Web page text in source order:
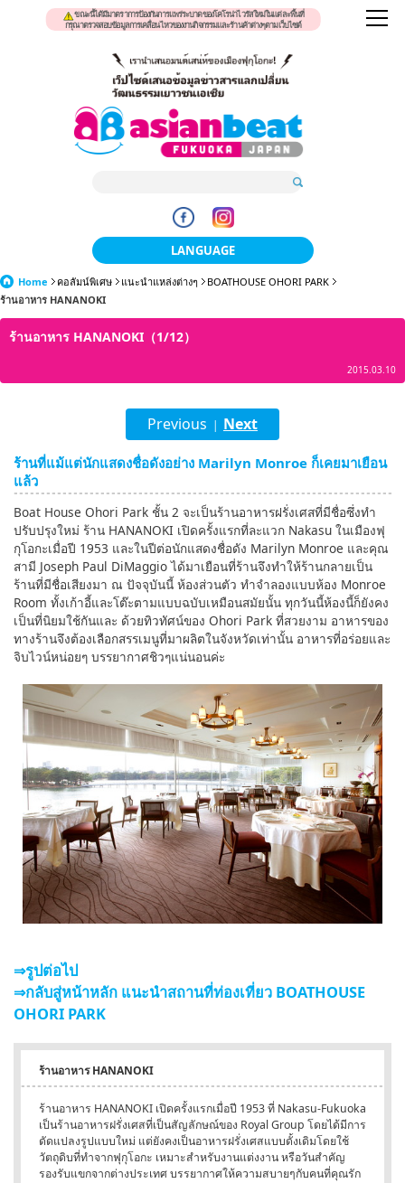
ขณะนี้ได้มีมาตราการป้องกันการแพร่ระบาดของโคโรน่าไวรัสใหม่ในแต่ละพื้นที่
กรุณาตรวจสอบข้อมูลการเคลื่อนไหวของงานกิจกรรมและร้านค้าต่างๆตามเว็บไซต์
LANGUAGE
日本語
한국어
English
ภาษาไทย
tiéng Viêt
Bahasa Indonesia
Home คอลัมน์พิเศษ แนะนำแหล่งต่างๆ
BOATHOUSE OHORI PARK
ร้านอาหาร HANANOKI
ร้านอาหาร HANANOKI（1/12）
2015.03.10
Previous | Next
ร้านที่แม้แต่นักแสดงชื่อดังอย่าง Marilyn Monroe ก็เคยมาเยือน
แล้ว
Boat House Ohori Park ชั้น 2 จะเป็นร้านอาหารฝรั่งเศสที่มีชื่อซึ่งทำ
ปรับปรุงใหม่ ร้าน HANANOKI เปิดครั้งแรกที่ละแวก Nakasu ในเมืองฟุ
กุโอกะเมื่อปี 1953 และในปีต่อนักแสดงชื่อดัง Marilyn Monroe และคุณ
สามี Joseph Paul DiMaggio ได้มาเยือนที่ร้านจึงทำให้ร้านกลายเป็น
ร้านที่มีชื่อเสียงมา ณ ปัจจุบันนี้ ห้องส่วนตัว ทำจำลองแบบห้อง Monroe
Room ทั้งเก้าอี้และโต๊ะตามแบบฉบับเหมือนสมัยนั้น ทุกวันนี้ห้องนี้ก็ยังคง
เป็นที่นิยมใช้กันและ ด้วยทิวทัศน์ของ Ohori Park ที่สวยงาม อาหารของ
ทางร้านจึงต้องเลือกสรรเมนูที่มาผลิตในจังหวัดเท่านั้น อาหารที่อร่อยและ
จิบไวน์หน่อยๆ บรรยากาศชิวๆแน่นอนค่ะ
⇒รูปต่อไป
⇒กลับสู่หน้าหลัก แนะนำสถานที่ท่องเที่ยว BOATHOUSE
OHORI PARK
ร้านอาหาร HANANOKI
ร้านอาหาร HANANOKI เปิดครั้งแรกเมื่อปี 1953 ที่ Nakasu-Fukuoka
เป็นร้านอาหารฝรั่งเศสที่เป็นสัญลักษณ์ของ Royal Group โดยได้มีการ
ดัดแปลงรูปแบบใหม่ แต่ยังคงเป็นอาหารฝรั่งเศสแบบดั้งเดิมโดยใช้
วัตถุดิบที่ทำจากฟุกุโอกะ เหมาะสำหรับงานแต่งงาน หรือวันสำคัญ
รองรับแขกจากต่างประเทศ บรรยากาศให้ความสบายๆกับคนที่คุณรัก